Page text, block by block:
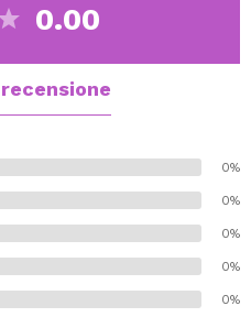
0.00
0%
0%
0%
0%
0%